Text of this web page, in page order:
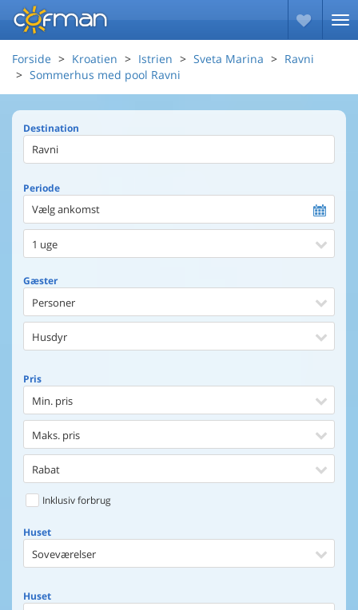
Forside Kroatien Istrien Sveta Marina
Ravni
Sommerhus med pool Ravni
Destination
Periode
Vælg ankomst
1 uge
Gæster
Personer
Husdyr
Pris
Min. pris
Maks. pris
Rabat
Inklusiv forbrug
Huset
Soveværelser
Huset